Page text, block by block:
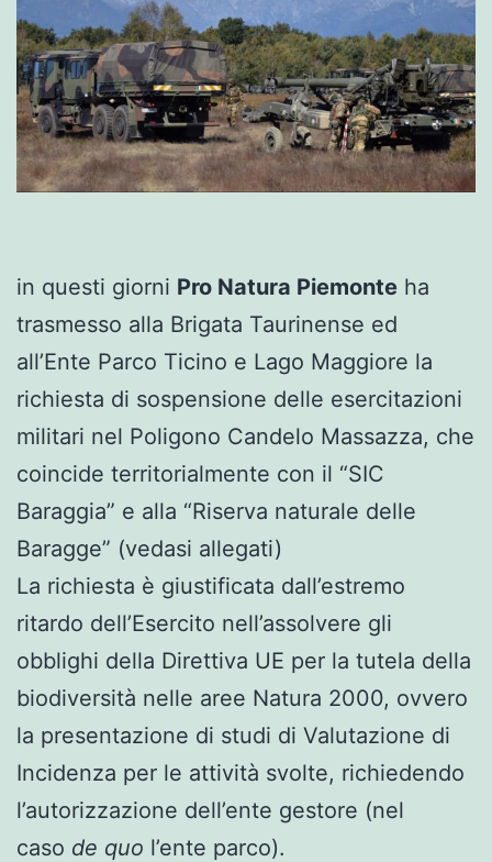
in questi giorni Pro Natura Piemonte ha
trasmesso alla Brigata Taurinense ed
all’Ente Parco Ticino e Lago Maggiore la
richiesta di sospensione delle esercitazioni
militari nel Poligono Candelo Massazza, che
coincide territorialmente con il “SIC
Baraggia” e alla “Riserva naturale delle
Baragge” (vedasi allegati)
La richiesta è giustificata dall’estremo
ritardo dell’Esercito nell’assolvere gli
obblighi della Direttiva UE per la tutela della
biodiversità nelle aree Natura 2000, ovvero
la presentazione di studi di Valutazione di
Incidenza per le attività svolte, richiedendo
l’autorizzazione dell’ente gestore (nel
caso de quo l’ente parco).